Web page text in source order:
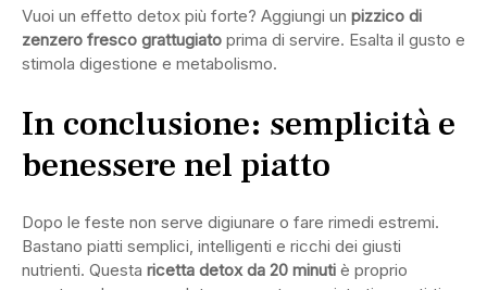
Vuoi un effetto detox più forte? Aggiungi un pizzico di
zenzero fresco grattugiato prima di servire. Esalta il gusto e
stimola digestione e metabolismo.
In conclusione: semplicità e
benessere nel piatto
Dopo le feste non serve digiunare o fare rimedi estremi.
Bastano piatti semplici, intelligenti e ricchi dei giusti
nutrienti. Questa ricetta detox da 20 minuti è proprio